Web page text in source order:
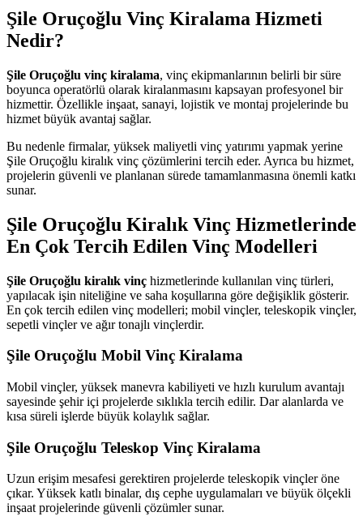
Şile Oruçoğlu Vinç Kiralama Hizmeti
Nedir?
Şile Oruçoğlu vinç kiralama, vinç ekipmanlarının belirli bir süre
boyunca operatörlü olarak kiralanmasını kapsayan profesyonel bir
hizmettir. Özellikle inşaat, sanayi, lojistik ve montaj projelerinde bu
hizmet büyük avantaj sağlar.
Bu nedenle firmalar, yüksek maliyetli vinç yatırımı yapmak yerine
Şile Oruçoğlu kiralık vinç çözümlerini tercih eder. Ayrıca bu hizmet,
projelerin güvenli ve planlanan sürede tamamlanmasına önemli katkı
sunar.
Şile Oruçoğlu Kiralık Vinç Hizmetlerinde
En Çok Tercih Edilen Vinç Modelleri
Şile Oruçoğlu kiralık vinç hizmetlerinde kullanılan vinç türleri,
yapılacak işin niteliğine ve saha koşullarına göre değişiklik gösterir.
En çok tercih edilen vinç modelleri; mobil vinçler, teleskopik vinçler,
sepetli vinçler ve ağır tonajlı vinçlerdir.
Şile Oruçoğlu Mobil Vinç Kiralama
Mobil vinçler, yüksek manevra kabiliyeti ve hızlı kurulum avantajı
sayesinde şehir içi projelerde sıklıkla tercih edilir. Dar alanlarda ve
kısa süreli işlerde büyük kolaylık sağlar.
Şile Oruçoğlu Teleskop Vinç Kiralama
Uzun erişim mesafesi gerektiren projelerde teleskopik vinçler öne
çıkar. Yüksek katlı binalar, dış cephe uygulamaları ve büyük ölçekli
inşaat projelerinde güvenli çözümler sunar.